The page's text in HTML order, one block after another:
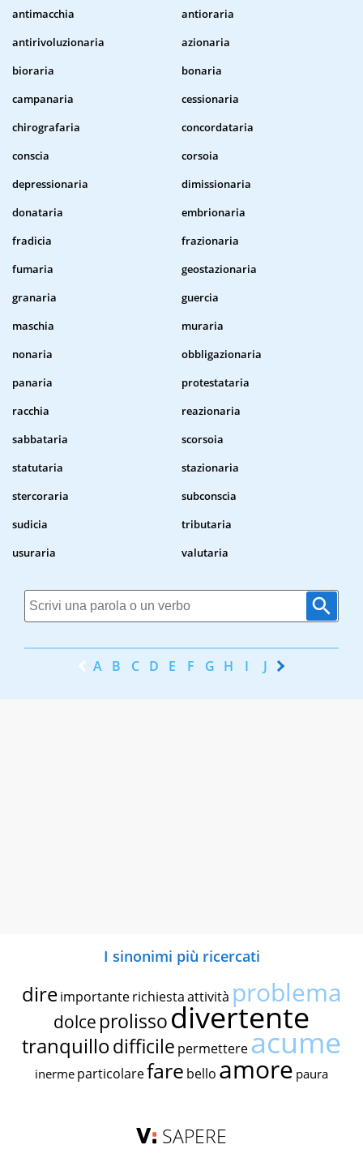
antimacchia
antioraria
antirivoluzionaria
azionaria
bioraria
bonaria
campanaria
cessionaria
chirografaria
concordataria
conscia
corsoia
depressionaria
dimissionaria
donataria
embrionaria
fradicia
frazionaria
fumaria
geostazionaria
granaria
guercia
maschia
muraria
nonaria
obbligazionaria
panaria
protestataria
racchia
reazionaria
sabbataria
scorsoia
statutaria
stazionaria
stercoraria
subconscia
sudicia
tributaria
usuraria
valutaria
A B C D E F G H I J K
I sinonimi più ricercati
dire importante richiestaattività problema
dolce prolissodivertente
tranquillodifficile permettereacume
inerme particolarefare bello amore paura
SAPERE